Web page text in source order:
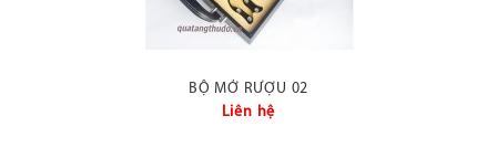
BỘ MỞ RƯỢU 02
Liên hệ